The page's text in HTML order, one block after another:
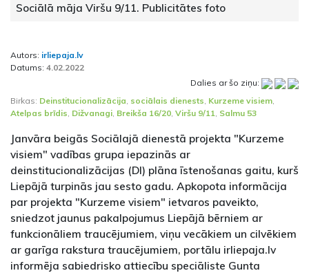
Sociālā māja Viršu 9/11. Publicitātes foto
Autors: irliepaja.lv
Datums: 4.02.2022
Dalies ar šo ziņu:
Birkas: Deinstitucionalizācija, sociālais dienests, Kurzeme visiem,
Atelpas brīdis, Dižvanagi, Breikša 16/20, Viršu 9/11, Salmu 53
Janvāra beigās Sociālajā dienestā projekta "Kurzeme
visiem" vadības grupa iepazinās ar
deinstitucionalizācijas (DI) plāna īstenošanas gaitu, kurš
Liepājā turpinās jau sesto gadu. Apkopota informācija
par projekta "Kurzeme visiem" ietvaros paveikto,
sniedzot jaunus pakalpojumus Liepājā bērniem ar
funkcionāliem traucējumiem, viņu vecākiem un cilvēkiem
ar garīga rakstura traucējumiem, portālu irliepaja.lv
informēja sabiedrisko attiecību speciāliste Gunta